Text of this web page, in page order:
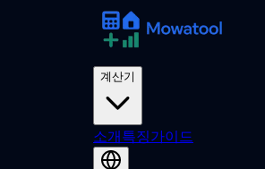
계산기
소개특징가이드